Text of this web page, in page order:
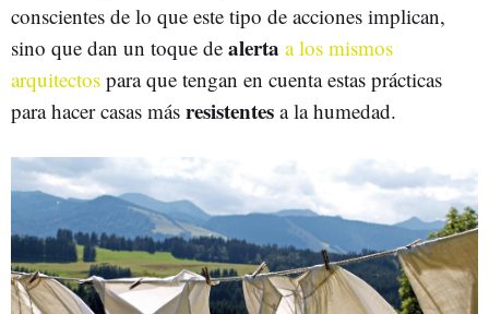
conscientes de lo que este tipo de acciones implican,
sino que dan un toque de alerta a los mismos
arquitectos para que tengan en cuenta estas prácticas
para hacer casas más resistentes a la humedad.